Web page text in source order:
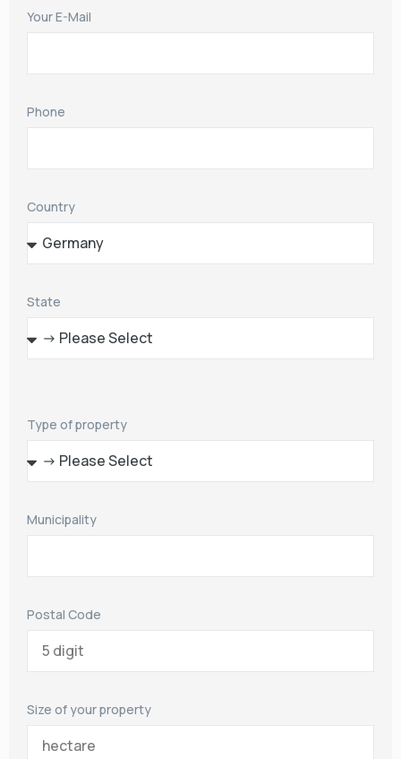
Your E-Mail
Phone
Country
State
Type of property
Municipality
Postal Code
Size of your property